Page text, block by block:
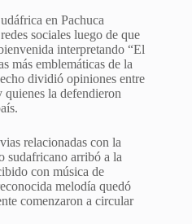
en Pachuca
sociales luego de que
interpretando “El
más emblemáticas de la
dividió opiniones entre
quienes la defendieron
relacionadas con la
sudafricano arribó a la
con música de
melodía quedó
comenzaron a circular